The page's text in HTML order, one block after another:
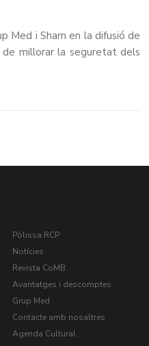
Med i Sham en la difusió de
de millorar la seguretat dels
Pòlissa RCP
Notícies
Revista CoMB
Avantatges i descomptes
Grup Med
Contacte amb nosaltres
Agenda Cultural